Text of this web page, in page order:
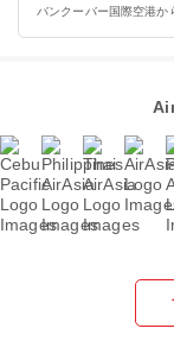
バンクーバー国際空港か